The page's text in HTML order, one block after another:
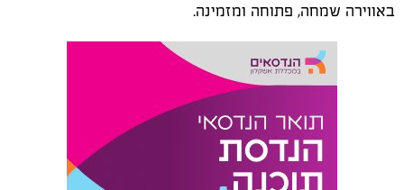
באווירה שמחה, פתוחה ומזמינה.